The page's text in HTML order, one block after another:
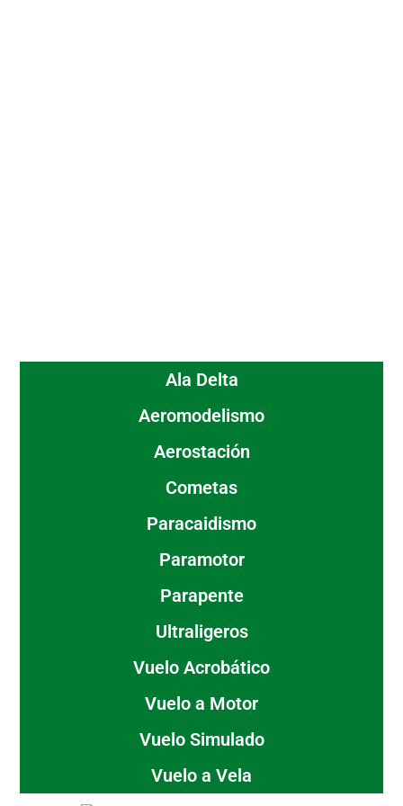
Ala Delta
Aeromodelismo
Aerostación
Cometas
Paracaidismo
Paramotor
Parapente
Ultraligeros
Vuelo Acrobático
Vuelo a Motor
Vuelo Simulado
Vuelo a Vela